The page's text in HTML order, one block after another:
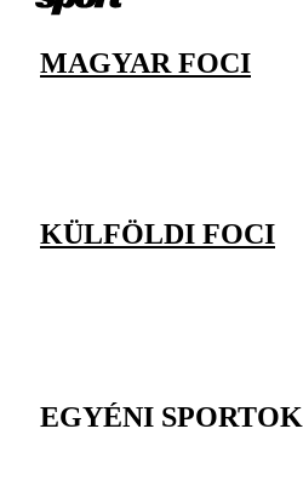
MAGYAR FOCI
KÜLFÖLDI FOCI
EGYÉNI SPORTOK